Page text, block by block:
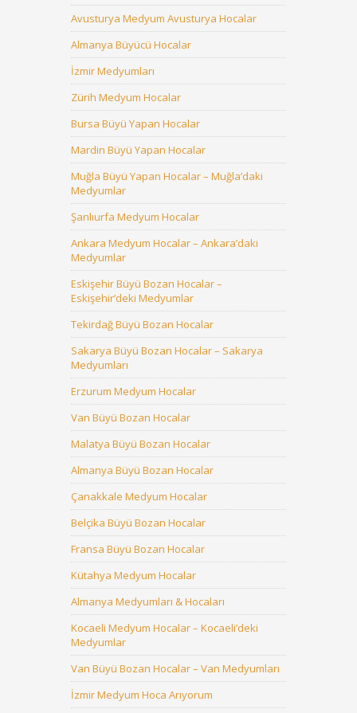
Avusturya Medyum Avusturya Hocalar
Almanya Büyücü Hocalar
İzmir Medyumları
Zürih Medyum Hocalar
Bursa Büyü Yapan Hocalar
Mardin Büyü Yapan Hocalar
Muğla Büyü Yapan Hocalar – Muğla’daki
Medyumlar
Şanlıurfa Medyum Hocalar
Ankara Medyum Hocalar – Ankara’daki
Medyumlar
Eskişehir Büyü Bozan Hocalar –
Eskişehir’deki Medyumlar
Tekirdağ Büyü Bozan Hocalar
Sakarya Büyü Bozan Hocalar – Sakarya
Medyumları
Erzurum Medyum Hocalar
Van Büyü Bozan Hocalar
Malatya Büyü Bozan Hocalar
Almanya Büyü Bozan Hocalar
Çanakkale Medyum Hocalar
Belçika Büyü Bozan Hocalar
Fransa Büyü Bozan Hocalar
Kütahya Medyum Hocalar
Almanya Medyumları & Hocaları
Kocaeli Medyum Hocalar – Kocaeli’deki
Medyumlar
Van Büyü Bozan Hocalar – Van Medyumları
İzmir Medyum Hoca Arıyorum